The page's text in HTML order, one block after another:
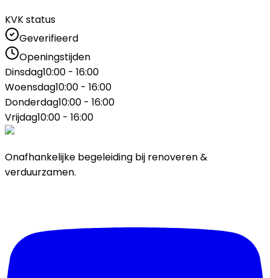
KVK status
Geverifieerd
Openingstijden
Dinsdag10:00 - 16:00
Woensdag10:00 - 16:00
Donderdag10:00 - 16:00
Vrijdag10:00 - 16:00
Onafhankelijke begeleiding bij renoveren &
verduurzamen.